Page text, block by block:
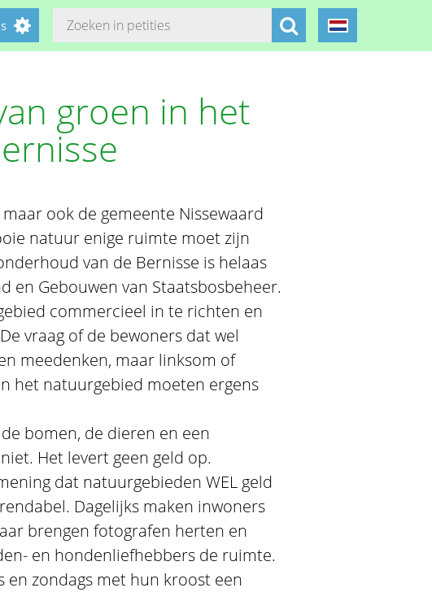
groen in het
ook de gemeente Nissewaard
natuur enige ruimte moet zijn
van de Bernisse is helaas
en Gebouwen van Staatsbosbeheer.
commercieel in te richten en
vraag of de bewoners dat wel
meedenken, maar linksom of
het natuurgebied moeten ergens
bomen, de dieren en een
Het levert geen geld op.
dat natuurgebieden WEL geld
Dagelijks maken inwoners
brengen fotografen herten en
en hondenliefhebbers de ruimte.
en zondags met hun kroost een